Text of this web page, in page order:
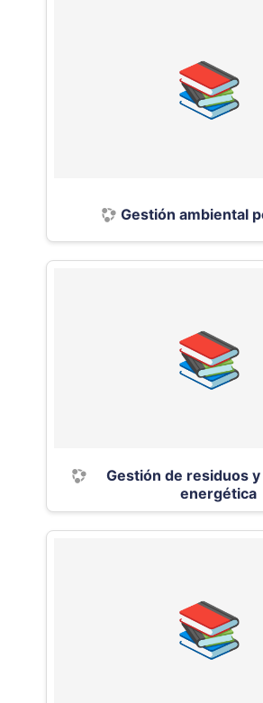
Gestión ambiental
Gestión de residuos
energética